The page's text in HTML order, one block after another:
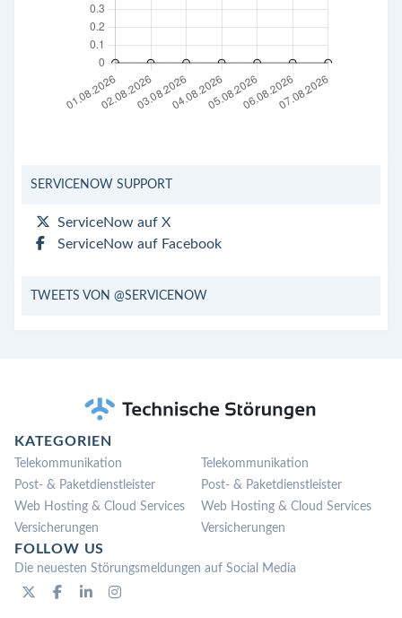
SERVICENOW SUPPORT
ServiceNow auf X
ServiceNow auf Facebook
TWEETS VON @SERVICENOW
KATEGORIEN
Telekommunikation
Post- & Paketdienstleister
Web Hosting & Cloud Services
Versicherungen
Telekommunikation
Post- & Paketdienstleister
Web Hosting & Cloud Services
Versicherungen
FOLLOW US
Die neuesten Störungsmeldungen auf Social Media